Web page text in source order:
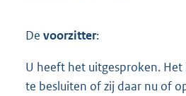
De voorzitter:
U heeft het uitgesproken.
te besluiten of zij daar nu of